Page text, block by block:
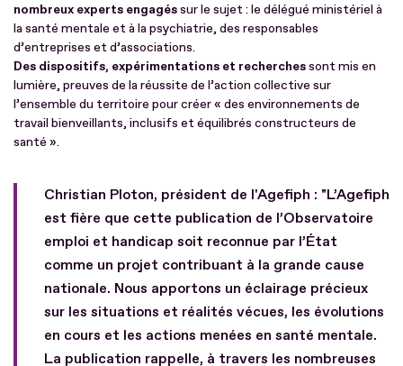
nombreux experts engagéssur le sujet : le délégué ministériel à
la santé mentale et à la psychiatrie, des responsables
d’entreprises et d’associations.
Des dispositifs, expérimentations et recherchessont mis en
lumière, preuves de la réussite de l’action collective sur
l’ensemble du territoire pour créer « des environnements de
travail bienveillants, inclusifs et équilibrés constructeurs de
santé ».
Christian Ploton, président de l'Agefiph : "L’Agefiph
est fière que cette publication de l’Observatoire
emploi et handicap soit reconnue par l’État
comme un projet contribuant à la grande cause
nationale. Nous apportons un éclairage précieux
sur les situations et réalités vécues, les évolutions
en cours et les actions menées en santé mentale.
La publication rappelle, à travers les nombreuses